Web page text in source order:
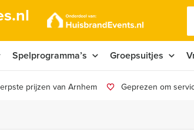
Spelprogramma’s Groepsuitjes
prijzen van Arnhem Geprezen om